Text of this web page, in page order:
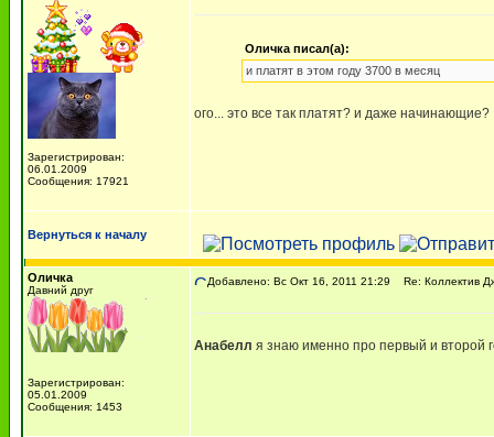
Зарегистрирован:
06.01.2009
Сообщения: 17921
Оличка писал(а):
и платят в этом году 3700 в месяц
ого... это все так платят? и даже начинающие?
Вернуться к началу
Оличка
Давний друг
Зарегистрирован:
05.01.2009
Сообщения: 1453
Добавлено: Вс Окт 16, 2011 21:29 Re: Коллектив
Анабелл я знаю именно про первый и второй